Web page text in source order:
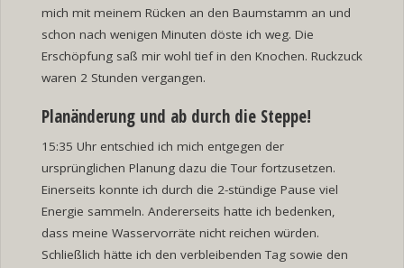
mich mit meinem Rücken an den Baumstamm an und
schon nach wenigen Minuten döste ich weg. Die
Erschöpfung saß mir wohl tief in den Knochen. Ruckzuck
waren 2 Stunden vergangen.
Planänderung und ab durch die Steppe!
15:35 Uhr entschied ich mich entgegen der
ursprünglichen Planung dazu die Tour fortzusetzen.
Einerseits konnte ich durch die 2-stündige Pause viel
Energie sammeln. Andererseits hatte ich bedenken,
dass meine Wasservorräte nicht reichen würden.
Schließlich hätte ich den verbleibenden Tag sowie den